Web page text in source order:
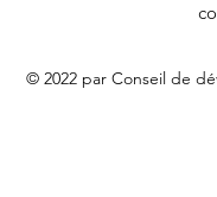
© 2022 par Conseil de